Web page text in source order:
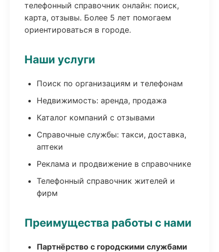
телефонный справочник онлайн: поиск,
карта, отзывы. Более 5 лет помогаем
ориентироваться в городе.
Наши услуги
Поиск по организациям и телефонам
Недвижимость: аренда, продажа
Каталог компаний с отзывами
Справочные службы: такси, доставка,
аптеки
Реклама и продвижение в справочнике
Телефонный справочник жителей и
фирм
Преимущества работы с нами
Партнёрство с городскими службами